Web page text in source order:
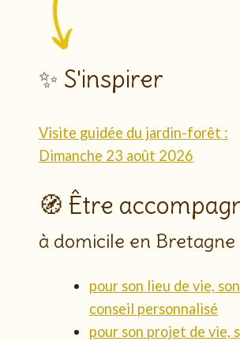
✨ S'inspirer
Visite guidée du jardin-forêt :
Dimanche 23 août 2026
🧭 Être
à domicile en Bretagne
pour son lieu de vie,
conseil personnalisé
pour son projet de vie,